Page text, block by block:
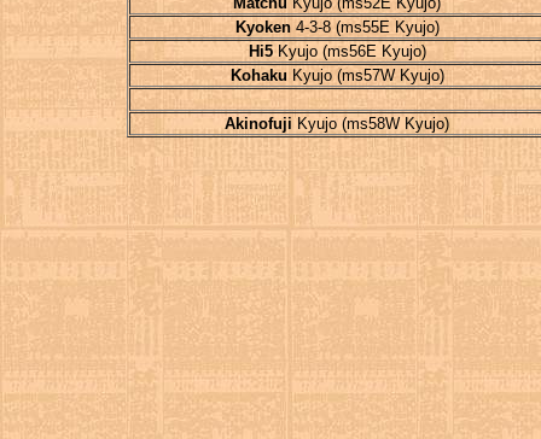
Kyoken4-3-8 (ms55E Kyujo)
Hi5Kyujo (ms56E Kyujo)
Kohaku Kyujo (ms57W Kyujo)
Akinofuji Kyujo (ms58W Kyujo)